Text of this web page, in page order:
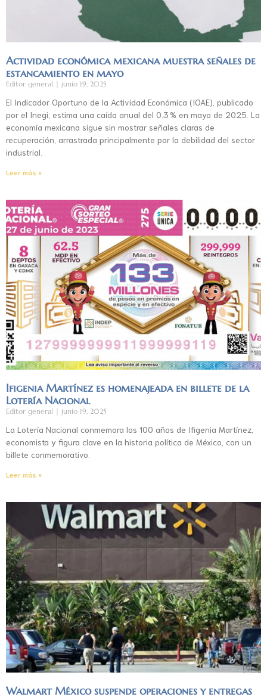
Actividad económica mexicana muestra señales de
estancamiento en mayo
Editor general junio 19, 2025
El Indicador Oportuno de la Actividad Económica (IOAE), publicado
por el Inegi, estima una caída anual del 0.3 % en mayo de 2025. La
economía mexicana sigue sin mostrar señales claras de
recuperación, arrastrada principalmente por la debilidad del sector
industrial.
Leer más »
Ifigenia Martínez es homenajeada en billete de la
Lotería Nacional
Editor general junio 19, 2025
La Lotería Nacional conmemora los 100 años de Ifigenia Martínez,
economista y figura clave en la historia política de México, con un
billete conmemorativo.
Leer más »
Walmart México suspende operaciones y entregas